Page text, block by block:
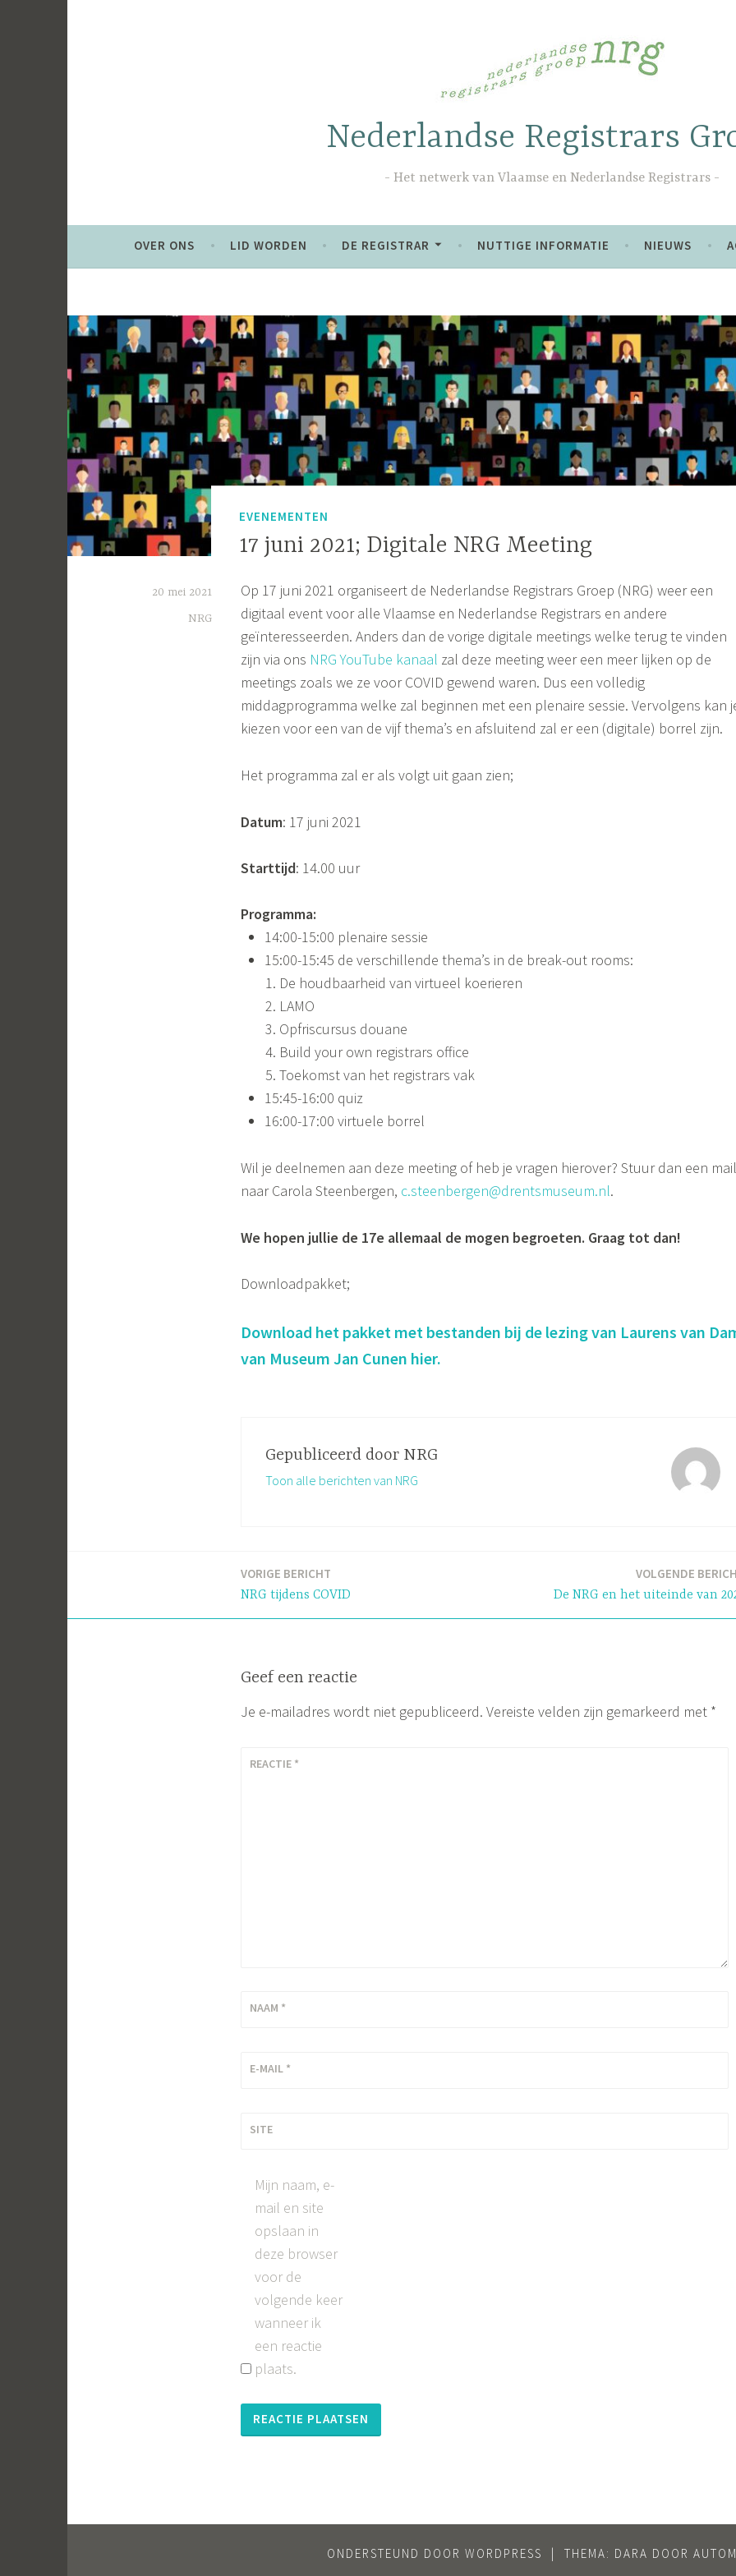
Nederlandse Registrars
Het netwerk van Vlaamse en Nederlandse Registrars
OVER ONS LID WORDEN DE REGISTRAR NUTTIGE INFORMATIE NIEUWS
EVENEMENTEN
17 juni 2021; Digitale NRG Meeting
20 mei 2021
NRG
Op 17 juni 2021 organiseert de Nederlandse Registrars Groep (NRG) weer een
digitaal event voor alle Vlaamse en Nederlandse Registrars en andere
geïnteresseerden. Anders dan de vorige digitale meetings welke terug te vinden
zijn via ons NRG YouTube kanaal zal deze meeting weer een meer lijken op de
meetings zoals we ze voor COVID gewend waren. Dus een volledig
middagprogramma welke zal beginnen met een plenaire sessie. Vervolgens kan
kiezen voor een van de vijf thema’s en afsluitend zal er een (digitale) borrel zijn.
Het programma zal er als volgt uit gaan zien;
Datum: 17 juni 2021
Starttijd: 14.00 uur
Programma:
14:00-15:00 plenaire sessie
15:00-15:45 de verschillende thema’s in de break-out rooms:
De houdbaarheid van virtueel koerieren
LAMO
Opfriscursus douane
Build your own registrars office
Toekomst van het registrars vak
15:45-16:00 quiz
16:00-17:00 virtuele borrel
Wil je deelnemen aan deze meeting of heb je vragen hierover? Stuur dan een mail
naar Carola Steenbergen, c.steenbergen@drentsmuseum.nl.
We hopen jullie de 17e allemaal de mogen begroeten. Graag tot dan!
Downloadpakket;
Download het pakket met bestanden bij de lezing van Laurens van
van Museum Jan Cunen hier.
Gepubliceerd door NRG
Toon alle berichten van NRG
navigatie
VORIGE BERICHT
NRG tijdens COVID
VOLGENDE
De NRG en het uiteinde van
Geef een reactie
Je e-mailadres wordt niet gepubliceerd. Vereiste velden zijn gemarkeerd met *
REACTIE *
NAAM *
E-MAIL *
SITE
Mijn naam, e-
mail en site
opslaan in
deze browser
voor de
volgende keer
wanneer ik
een reactie
plaats.
ONDERSTEUND DOOR WORDPRESS | THEMA: DARA DOOR